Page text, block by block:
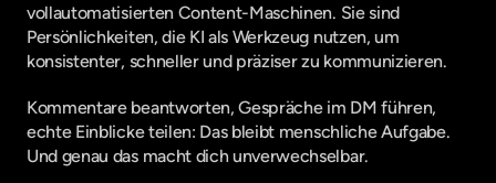
vollautomatisierten Content-Maschinen. Sie sind
Persönlichkeiten, die KI als Werkzeug nutzen, um
konsistenter, schneller und präziser zu kommunizieren.
Kommentare beantworten, Gespräche im DM führen,
echte Einblicke teilen: Das bleibt menschliche Aufgabe.
Und genau das macht dich unverwechselbar.